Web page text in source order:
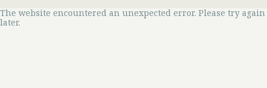
The website encountered an unexpected error. Please try again
later.